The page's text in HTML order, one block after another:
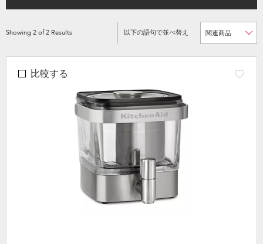
Showing 2 of2 Results
Content
of
page
以下の語句で並べ替え
Changing
the
by
refresh
updating
the
content
比較する